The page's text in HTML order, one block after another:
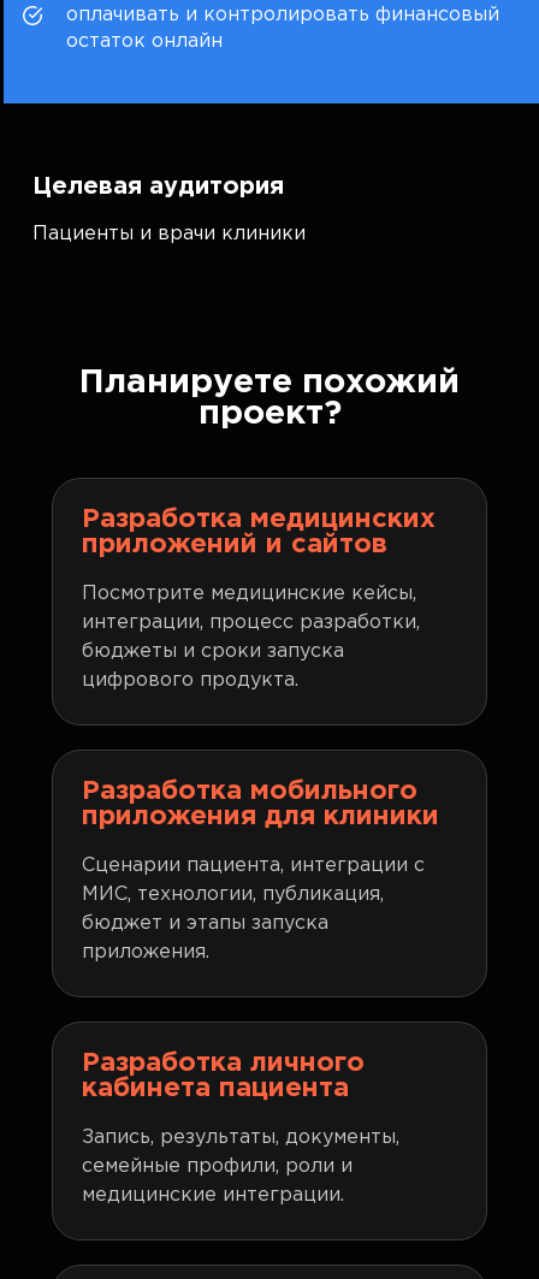
оплачивать и контролировать финансовый
остаток онлайн
Целевая аудитория
Пациенты и врачи клиники
Планируете похожий
проект?
Разработка медицинских
приложений и сайтов
Посмотрите медицинские кейсы,
интеграции, процесс разработки,
бюджеты и сроки запуска
цифрового продукта.
Разработка мобильного
приложения для клиники
Сценарии пациента, интеграции с
МИС, технологии, публикация,
бюджет и этапы запуска
приложения.
Разработка личного
кабинета пациента
Запись, результаты, документы,
семейные профили, роли и
медицинские интеграции.